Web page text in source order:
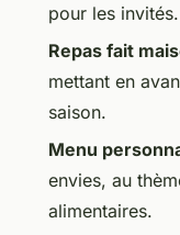
pour les invités.
Repas fait
mettant en
saison.
Menu
envies, au
alimentaires.